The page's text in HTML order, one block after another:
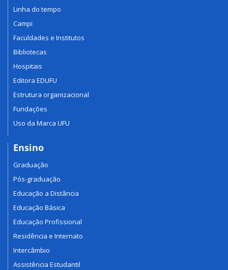
Linha do tempo
Campi
Faculdades e Institutos
Bibliotecas
Hospitais
Editora EDUFU
Estrutura organizacional
Fundações
Uso da Marca UFU
Ensino
Graduação
Pós-graduação
Educação a Distância
Educação Básica
Educação Profissional
Residência e Internato
Intercâmbio
Assistência Estudantil